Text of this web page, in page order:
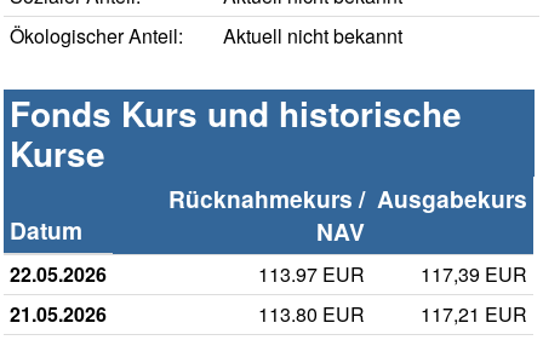
Ökologischer Anteil:
Aktuell nicht bekannt
Fonds Kurs und historische
Kurse
Datum
Rücknahmekurs /
NAV
Ausgabekurs
22.05.2026 113.97 EUR
117,39 EUR
21.05.2026
113.80 EUR
117,21 EUR